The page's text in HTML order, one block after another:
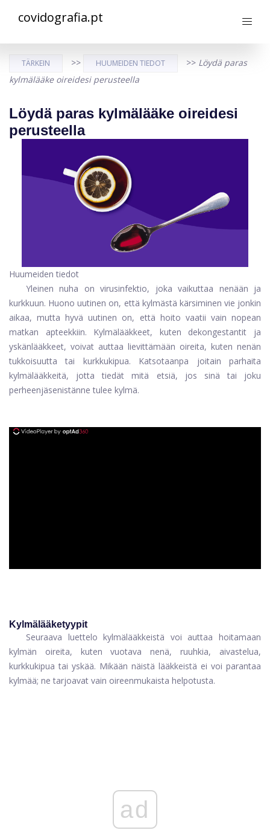
covidografia.pt
TÄRKEIN >> HUUMEIDEN TIEDOT >> Löydä paras
kylmälääke oireidesi perusteella
Löydä paras kylmälääke oireidesi
perusteella
Huumeiden tiedot
Yleinen nuha on virusinfektio, joka vaikuttaa nenään ja
kurkkuun. Huono uutinen on, että kylmästä kärsiminen vie jonkin
aikaa, mutta hyvä uutinen on, että hoito vaatii vain nopean
matkan apteekkiin. Kylmälääkkeet, kuten dekongestantit ja
yskänlääkkeet, voivat auttaa lievittämään oireita, kuten nenän
tukkoisuutta tai kurkkukipua. Katsotaanpa joitain parhaita
kylmälääkkeitä, jotta tiedät mitä etsiä, jos sinä tai joku
perheenjäsenistänne tulee kylmä.
Kylmälääketyypit
Seuraava luettelo kylmälääkkeistä voi auttaa hoitamaan
kylmän oireita, kuten vuotava nenä, ruuhkia, aivastelua,
kurkkukipua tai yskää. Mikään näistä lääkkeistä ei voi parantaa
kylmää; ne tarjoavat vain oireenmukaista helpotusta.
ad